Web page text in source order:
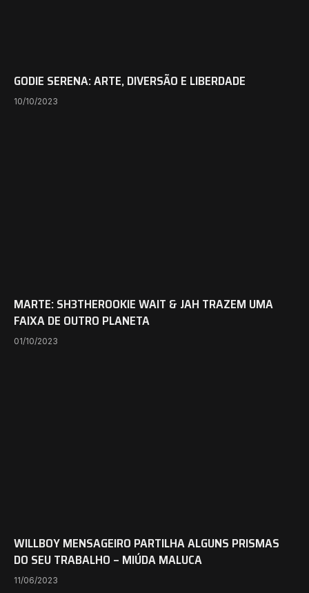
GODIE SERENA: ARTE, DIVERSÃO E LIBERDADE
10/10/2023
MARTE: SH3THEROOKIE WAIT & JAH TRAZEM UMA
FAIXA DE OUTRO PLANETA
01/10/2023
WILLBOY MENSAGEIRO PARTILHA ALGUNS PRISMAS
DO SEU TRABALHO – MIÚDA MALUCA
11/06/2023